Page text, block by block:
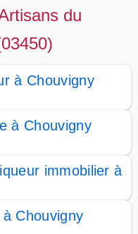
du
à Chouvigny
à Chouvigny
immobilier à
Chouvigny